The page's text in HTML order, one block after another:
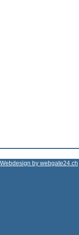
Webdesign by webgate24.ch